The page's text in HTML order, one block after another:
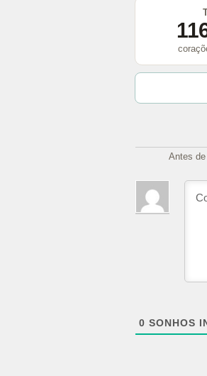
Antes
0 SONHOS